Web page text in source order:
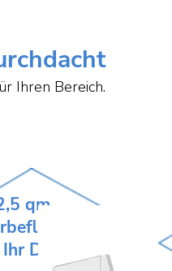
Ihren Bereich.
qm
Design